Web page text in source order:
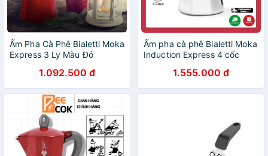
Ấm Pha Cà Phê Bialetti Moka
Express 3 Ly Màu Đỏ
1.092.500 đ
Ấm pha cà phê Bialetti Moka
Induction Express 4 cốc
1.555.000 đ